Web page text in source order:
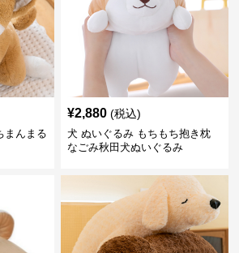
まんまる
¥2,880 (税込)
犬 ぬいぐるみ もちもち抱き枕
なごみ秋田犬ぬいぐるみ